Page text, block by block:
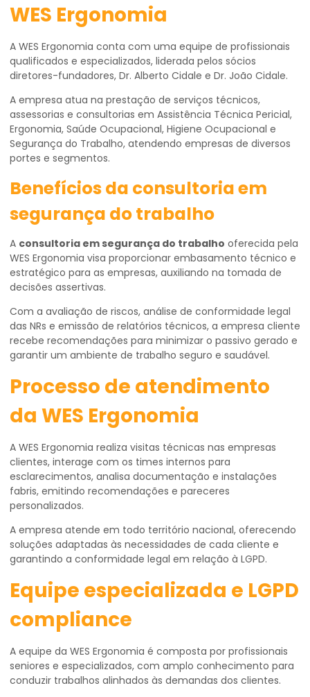
WES Ergonomia
A WES Ergonomia conta com uma equipe de profissionais
qualificados e especializados, liderada pelos sócios
diretores-fundadores, Dr. Alberto Cidale e Dr. João Cidale.
A empresa atua na prestação de serviços técnicos,
assessorias e consultorias em Assistência Técnica Pericial,
Ergonomia, Saúde Ocupacional, Higiene Ocupacional e
Segurança do Trabalho, atendendo empresas de diversos
portes e segmentos.
Benefícios da consultoria em
segurança do trabalho
A consultoria em segurança do trabalho oferecida pela
WES Ergonomia visa proporcionar embasamento técnico e
estratégico para as empresas, auxiliando na tomada de
decisões assertivas.
Com a avaliação de riscos, análise de conformidade legal
das NRs e emissão de relatórios técnicos, a empresa cliente
recebe recomendações para minimizar o passivo gerado e
garantir um ambiente de trabalho seguro e saudável.
Processo de atendimento
da WES Ergonomia
A WES Ergonomia realiza visitas técnicas nas empresas
clientes, interage com os times internos para
esclarecimentos, analisa documentação e instalações
fabris, emitindo recomendações e pareceres
personalizados.
A empresa atende em todo território nacional, oferecendo
soluções adaptadas às necessidades de cada cliente e
garantindo a conformidade legal em relação à LGPD.
Equipe especializada e LGPD
compliance
A equipe da WES Ergonomia é composta por profissionais
seniores e especializados, com amplo conhecimento para
conduzir trabalhos alinhados às demandas dos clientes.